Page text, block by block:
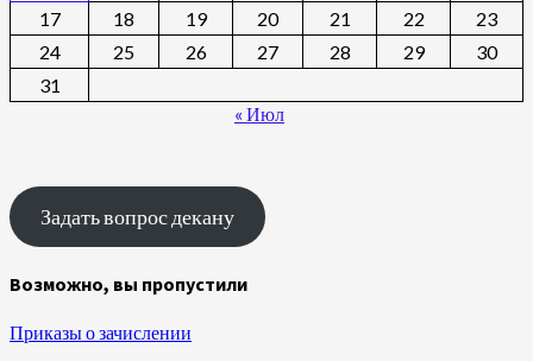
17
18 19 20 21 22
23
24
25 26 27 28 29
30
31
« Июл
Задать вопрос декану
Возможно, вы пропустили
Приказы о зачислении